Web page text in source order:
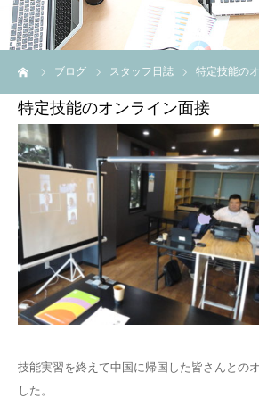
ブログ スタッフ日誌 特定技能の
特定技能のオンライン面接
技能実習を終えて中国に帰国した皆さんとの
した。
言語